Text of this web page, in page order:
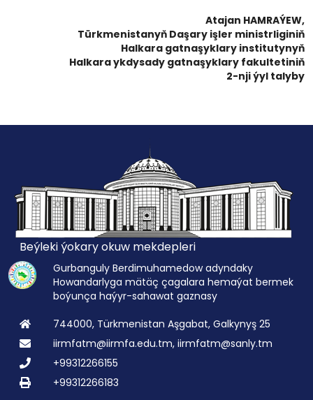
Atajan HAMRAÝEW,
Türkmenistanyň Daşary işler ministrliginiň
Halkara gatnaşyklary institutynyň
Halkara ykdysady gatnaşyklary fakultetiniň
2-nji ýyl talyby
Beýleki ýokary okuw mekdepleri
Gurbanguly Berdimuhamedow adyndaky
Howandarlyga mätäç çagalara hemaýat bermek
boýunça haýyr-sahawat gaznasy
744000, Türkmenistan Aşgabat, Galkynyş 25
iirmfatm@iirmfa.edu.tm, iirmfatm@sanly.tm
+99312266155
+99312266183